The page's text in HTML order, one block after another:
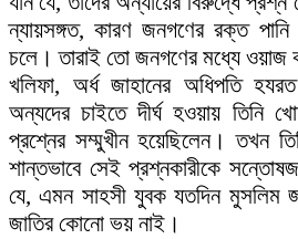
ন্যায়সঙ্গত, কারণ জনগণের রক্ত পানি
চলে। তারাই তো জনগণের মধ্যে ওয়াজ
খলিফা, অর্ধ জাহানের অধিপতি
অন্যদের চাইতে দীর্ঘ হওয়ায় তিনি
প্রশ্নের সম্মুখীন হয়েছিলেন। তখন
শান্তভাবে সেই প্রশ্নকারীকে
যে, এমন সাহসী যুবক যতদিন মুসলিম
জাতির কোনো ভয় নাই।